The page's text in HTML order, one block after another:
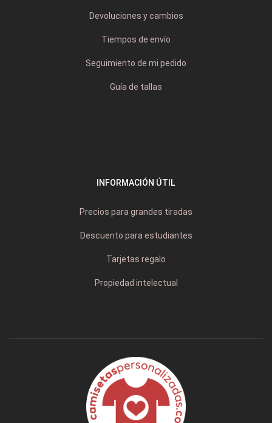
Devoluciones y cambios
Tiempos de envío
Seguimiento de mi pedido
Guía de tallas
INFORMACIÓN ÚTIL
Precios para grandes tiradas
Descuento para estudiantes
Tarjetas regalo
Propiedad intelectual